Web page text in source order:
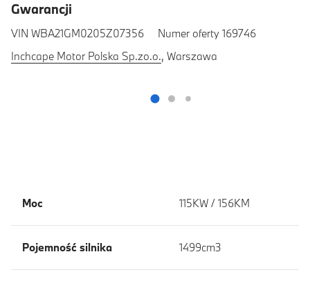
Gwarancji
VIN WBA21GM0205Z07356
Numer oferty 169746
Inchcape Motor Polska Sp.zo.o., Warszawa
Moc 115KW / 156KM
Pojemność silnika 1499cm3